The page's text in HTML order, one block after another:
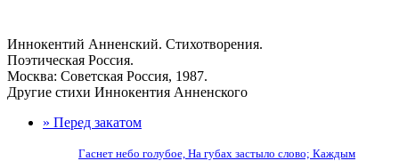
Иннокентий Анненский. Стихотворения.
Поэтическая Россия.
Москва: Советская Россия, 1987.
Другие стихи Иннокентия Анненского
» Перед закатом
Гаснет небо голубое, На губах застыло слово; Каждым